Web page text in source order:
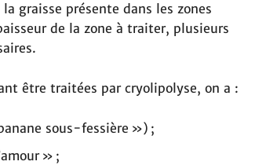
graisse présente dans les zones
de la zone à traiter, plusieurs
être traitées par cryolipolyse, on a :
sous-fessière ») ;
» ;